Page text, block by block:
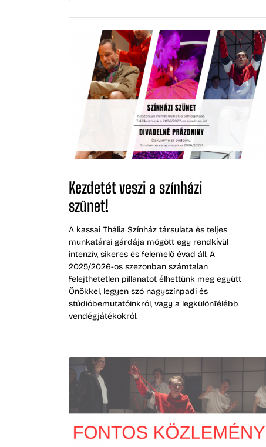
Kezdetét veszi a színházi
szünet!
A kassai Thália Színház társulata és teljes
munkatársi gárdája mögött egy rendkívül
intenzív, sikeres és felemelő évad áll. A
2025/2026-os szezonban számtalan
felejthetetlen pillanatot élhettünk meg együtt
Önökkel, legyen szó nagyszínpadi és
stúdióbemutatóinkról, vagy a legkülönfélébb
vendégjátékokról.